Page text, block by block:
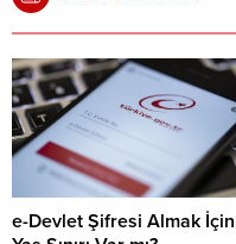
e-Devlet Şifresi Almak İçin